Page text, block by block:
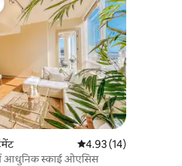
औसत रेटिंग 5 में से 4.93,
4.93 (14)
आधुनिक स्काई ओएसिस